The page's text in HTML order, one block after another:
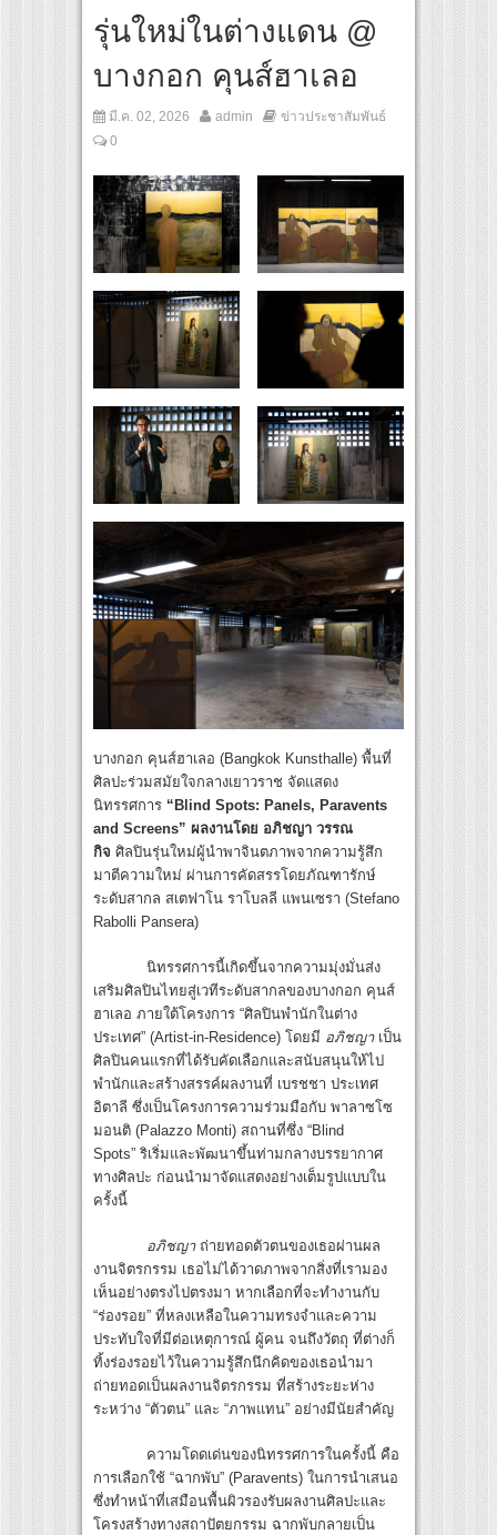
รุ่นใหม่ในต่างแดน @
บางกอก คุนส์ฮาเลอ
มี.ค. 02, 2026 admin
ข่าวประชาสัมพันธ์
0
บางกอก คุนส์ฮาเลอ (Bangkok Kunsthalle) พื้นที่
ศิลปะร่วมสมัยใจกลางเยาวราช จัดแสดง
นิทรรศการ “Blind Spots: Panels, Paravents
and Screens” ผลงานโดย อภิชญา วรรณ
กิจ ศิลปินรุ่นใหม่ผู้นำพาจินตภาพจากความรู้สึก
มาตีความใหม่ ผ่านการคัดสรรโดยภัณฑารักษ์
ระดับสากล สเตฟาโน ราโบลลี แพนเซรา (Stefano
Rabolli Pansera)
นิทรรศการนี้เกิดขึ้นจากความมุ่งมั่นส่ง
เสริมศิลปินไทยสู่เวทีระดับสากลของบางกอก คุนส์
ฮาเลอ ภายใต้โครงการ “ศิลปินพำนักในต่าง
ประเทศ” (Artist-in-Residence) โดยมี อภิชญา เป็น
ศิลปินคนแรกที่ได้รับคัดเลือกและสนับสนุนให้ไป
พำนักและสร้างสรรค์ผลงานที่ เบรชชา ประเทศ
อิตาลี ซึ่งเป็นโครงการความร่วมมือกับ พาลาซโซ
มอนติ (Palazzo Monti) สถานที่ซึ่ง “Blind
Spots” ริเริ่มและพัฒนาขึ้นท่ามกลางบรรยากาศ
ทางศิลปะ ก่อนนำมาจัดแสดงอย่างเต็มรูปแบบใน
ครั้งนี้
อภิชญาถ่ายทอดตัวตนของเธอผ่านผล
งานจิตรกรรม เธอไม่ได้วาดภาพจากสิ่งที่เรามอง
เห็นอย่างตรงไปตรงมา หากเลือกที่จะทำงานกับ
“ร่องรอย” ที่หลงเหลือในความทรงจำและความ
ประทับใจที่มีต่อเหตุการณ์ ผู้คน จนถึงวัตถุ ที่ต่างก็
ทิ้งร่องรอยไว้ในความรู้สึกนึกคิดของเธอนำมา
ถ่ายทอดเป็นผลงานจิตรกรรม ที่สร้างระยะห่าง
ระหว่าง “ตัวตน” และ “ภาพแทน” อย่างมีนัยสำคัญ
ความโดดเด่นของนิทรรศการในครั้งนี้ คือ
การเลือกใช้ “ฉากพับ” (Paravents) ในการนำเสนอ
ซึ่งทำหน้าที่เสมือนพื้นผิวรองรับผลงานศิลปะและ
โครงสร้างทางสถาปัตยกรรม ฉากพับกลายเป็น